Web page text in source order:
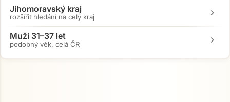
Jihomoravský kraj
rozšířit hledání na celý kraj chevron_right
Muži 31–37 let
podobný věk, celá ČR chevron_right